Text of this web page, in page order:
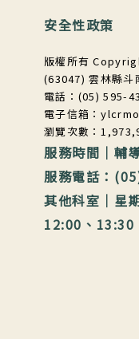
安全性政策
版權所有
(63047) 雲林縣斗
電話：(05) 595-
電子信箱：
瀏覽次數：
服務時間｜輔
服務電話：
其他科室｜星
12:00、